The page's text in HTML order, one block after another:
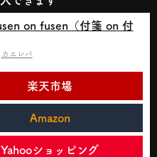
on fusen（付箋 on 付
カエレバ
楽天市場
Amazon
Yahooショッピング